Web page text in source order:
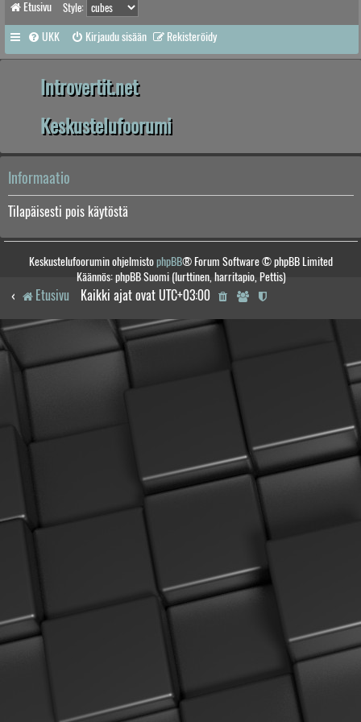
Etusivu Style:
UKK Kirjaudu sisään Rekisteröidy
Introvertit.net
Keskustelufoorumi
Informaatio
Tilapäisesti pois käytöstä
Keskustelufoorumin ohjelmistophpBB® Forum Software © phpBB Limited
Käännös: phpBB Suomi (lurttinen, harritapio, Pettis)
Etusivu Kaikki ajat ovat UTC+03:00